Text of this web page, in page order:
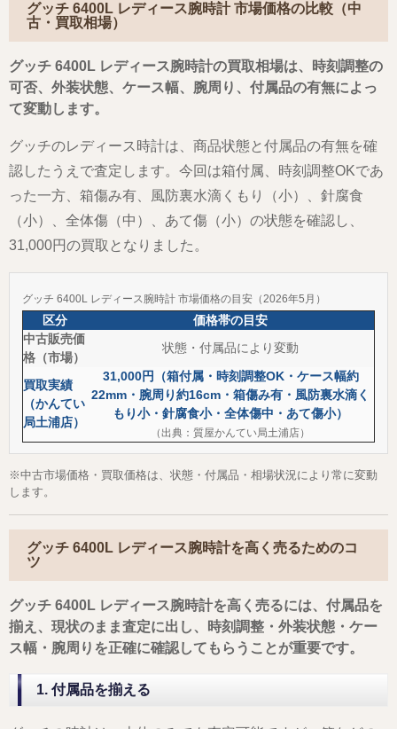
グッチ 6400L レディース腕時計 市場価格の比較（中
古・買取相場）
グッチ 6400L レディース腕時計の買取相場は、時刻調整の
可否、外装状態、ケース幅、腕周り、付属品の有無によっ
て変動します。
グッチのレディース時計は、商品状態と付属品の有無を確
認したうえで査定します。今回は箱付属、時刻調整OKであ
った一方、箱傷み有、風防裏水滴くもり（小）、針腐食
（小）、全体傷（中）、あて傷（小）の状態を確認し、
31,000円の買取となりました。
グッチ 6400L レディース腕時計 市場価格の目安（2026年5月）
区分
価格帯の目安
中古販売価
格（市場）
状態・付属品により変動
買取実績
（かんてい
局土浦店）
31,000円（箱付属・時刻調整OK・ケース幅約
22mm・腕周り約16cm・箱傷み有・風防裏水滴く
もり小・針腐食小・全体傷中・あて傷小）
（出典：質屋かんてい局土浦店）
※中古市場価格・買取価格は、状態・付属品・相場状況により常に変動
します。
グッチ 6400L レディース腕時計を高く売るためのコ
ツ
グッチ 6400L レディース腕時計を高く売るには、付属品を
揃え、現状のまま査定に出し、時刻調整・外装状態・ケー
ス幅・腕周りを正確に確認してもらうことが重要です。
1. 付属品を揃える